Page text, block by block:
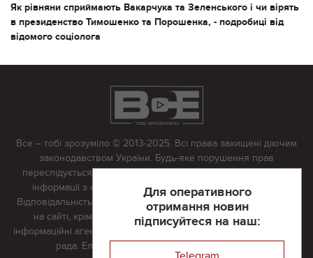
Як рівняни сприймають Вакарчука та Зеленського і чи вірять
в президенство Тимошенко та Порошенка, - подробиці від
відомого соціолога
Для оперативного
отримання новин
підписуйтеся на наш:
Все – тобі зрозуміло © 2013-2025. Всі права захищені діючим
законодавством України. Будь-яке порушення прав
переслідується в судовому порядку. Будь-яке відтворення
інформації з сайту тільки з письмово дозволу редакції.
Відповідальність за достовірність усіх матеріалів, розміщених
на сайті, крім матеріалів, які містять посилання на інші
інформаційні агентства або інтернет-видання, несе редакційна
рада. Електронна пошта: